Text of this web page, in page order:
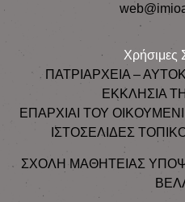
Χρήσιμες
ΠΑΤΡΙΑΡΧΕΙΑ –
ΕΚΚΛΗΣΙΑ
ΕΠΑΡΧΙΑΙ ΤΟΥ
ΙΣΤΟΣΕΛΙΔΕΣ
ΣΧΟΛΗ ΜΑΘΗΤΕΙΑΣ